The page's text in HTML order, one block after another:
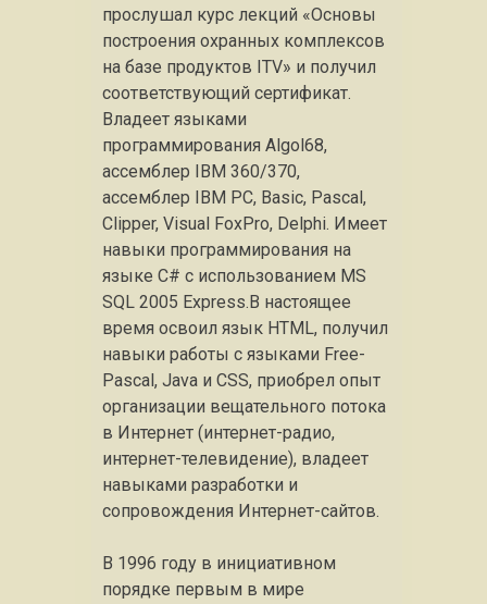
прослушал курс лекций «Основы
построения охранных комплексов
на базе продуктов ITV» и получил
соответствующий сертификат.
Владеет языками
программирования Algol68,
ассемблер IBM 360/370,
ассемблер IBM PC, Basic, Pascal,
Clipper, Visual FoxPro, Delphi. Имеет
навыки программирования на
языке C# с использованием MS
SQL 2005 Express.В настоящее
время освоил язык HTML, получил
навыки работы с языками Free-
Pascal, Java и CSS, приобрел опыт
организации вещательного потока
в Интернет (интернет-радио,
интернет-телевидение), владеет
навыками разработки и
сопровождения Интернет-сайтов.
В 1996 году в инициативном
порядке первым в мире